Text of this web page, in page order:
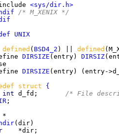
<sys/dir.h>
/* M_XENIX */
UNIX
defined ( BSD4_2 ) || defined
DIRSIZE (entry) DIRSIZ
DIRSIZE (entry) (entry-
struct {
int d_fd;
/* File